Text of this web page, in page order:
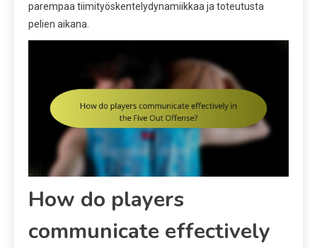
parempaa tiimityöskentelydynamiikkaa ja toteutusta
pelien aikana.
How do players
communicate effectively